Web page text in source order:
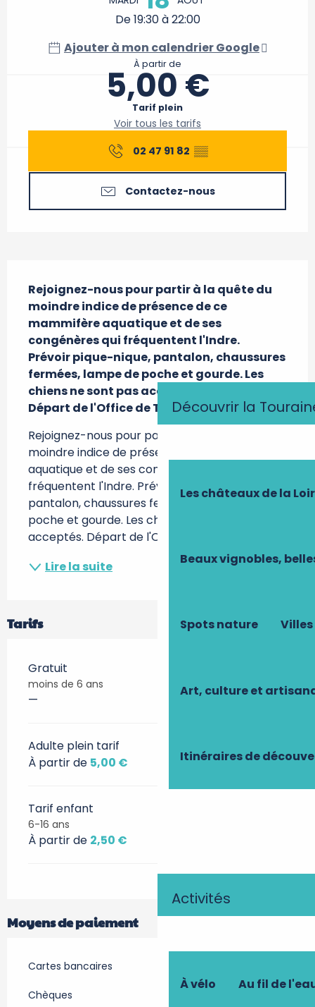
Découvrir la
Les châteaux de la
Beaux vignobles,
Spots nature
Art, culture et
Itinéraires de
Activités
À vélo Au fil de
De 19:30 à 22:00
Ajouter à mon calendrier Google
À partir de
5,00 €
Tarif plein
Voir tous les tarifs
02 47 91 82 ▒▒
Contactez-nous
Rejoignez-nous pour partir à la quête du
moindre indice de présence de ce
mammifère aquatique et de ses
congénères qui fréquentent l'Indre.
Prévoir pique-nique, pantalon, chaussures
fermées, lampe de poche et gourde. Les
chiens ne sont pas acceptés.
Départ de l'Office de Tourisme.
Rejoignez-nous pour partir à la quête du
moindre indice de présence de ce mammifère
aquatique et de ses congénères qui
fréquentent l'Indre. Prévoir pique-nique,
pantalon, chaussures fermées, lampe de
poche et gourde. Les chiens ne sont pas
acceptés. Départ de l'Office de Tourisme.
Lire la suite
Tarifs
Gratuit
moins de 6 ans
—
Adulte plein tarif
À partir de 5,00 €
Tarif enfant
6-16 ans
À partir de 2,50 €
Moyens de paiement
Cartes bancaires
Chèques